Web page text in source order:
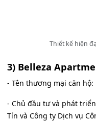
Thiết kế hiện
3) Belleza
- Tên thương mại căn
- Chủ đầu tư và phát
Tín và Công ty Dịch vụ